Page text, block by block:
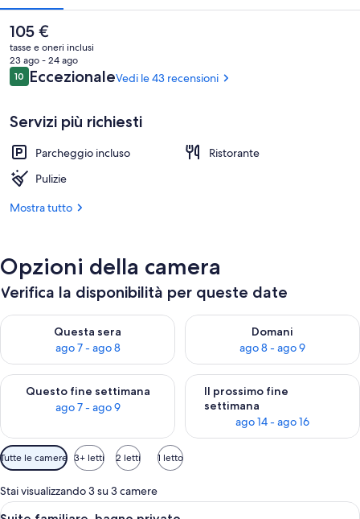
Vista dalla struttura
Il
prezzo
attuale
è
105 €
105 €
tasse e oneri inclusi
23 ago - 24 ago
Recensioni
1010 su 10
EccezionaleVedi le 43 recensioni
Servizi più richiesti
Parcheggio incluso
Ristorante
Pulizie
Mostra tutto
Opzioni della camera
Verifica la disponibilità per queste date
Questa sera
ago 7 - ago 8
Verifica la disponibilità per questa sera, ago 7 - ago 8
Domani
ago 8 - ago 9
Verifica la disponibilità per
Questo fine settimana
ago 7 - ago 9
Verifica la disponibilità per questo fine settimana, ago 7 - ago
Il prossimo fine
settimana
ago 14 - ago 16
Verifica la disponibilità per il
Filtri
disponibili
per
le
Tutte le camere 3+ letti 2 letti 1 letto
Stai visualizzando 3 su 3 camere
Apri
Una camera da letto con un letto,
7